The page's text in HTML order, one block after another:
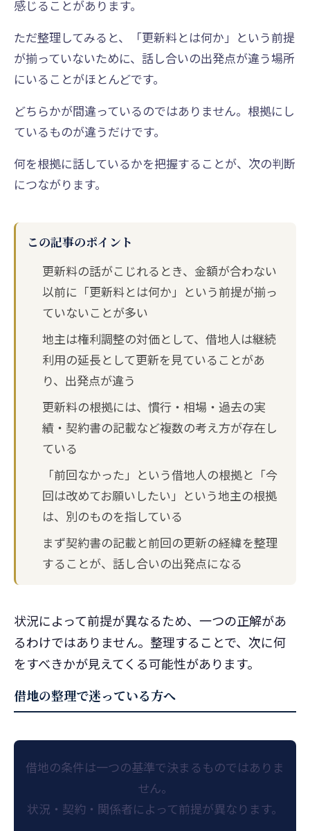
感じることがあります。
ただ整理してみると、「更新料とは何か」という前提
が揃っていないために、話し合いの出発点が違う場所
にいることがほとんどです。
どちらかが間違っているのではありません。根拠にし
ているものが違うだけです。
何を根拠に話しているかを把握することが、次の判断
につながります。
この記事のポイント
更新料の話がこじれるとき、金額が合わない
以前に「更新料とは何か」という前提が揃っ
ていないことが多い
地主は権利調整の対価として、借地人は継続
利用の延長として更新を見ていることがあ
り、出発点が違う
更新料の根拠には、慣行・相場・過去の実
績・契約書の記載など複数の考え方が存在し
ている
「前回なかった」という借地人の根拠と「今
回は改めてお願いしたい」という地主の根拠
は、別のものを指している
まず契約書の記載と前回の更新の経緯を整理
することが、話し合いの出発点になる
状況によって前提が異なるため、一つの正解があ
るわけではありません。整理することで、次に何
をすべきかが見えてくる可能性があります。
借地の整理で迷っている方へ
借地の条件は一つの基準で決まるものではありま
せん。
状況・契約・関係者によって前提が異なります。